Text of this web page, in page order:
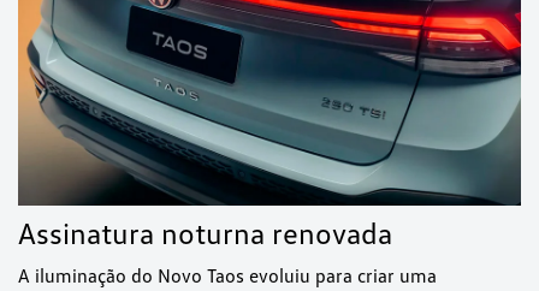
Assinatura noturna renovada
A iluminação do Novo Taos evoluiu para criar uma